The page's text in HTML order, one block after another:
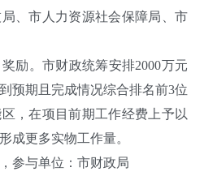
、市人力资源社会保障局、市
励。市财政统筹安排2000万元
预期且完成情况综合排名前3位
，在项目前期工作经费上予以
成更多实物工作量。
参与单位：市财政局